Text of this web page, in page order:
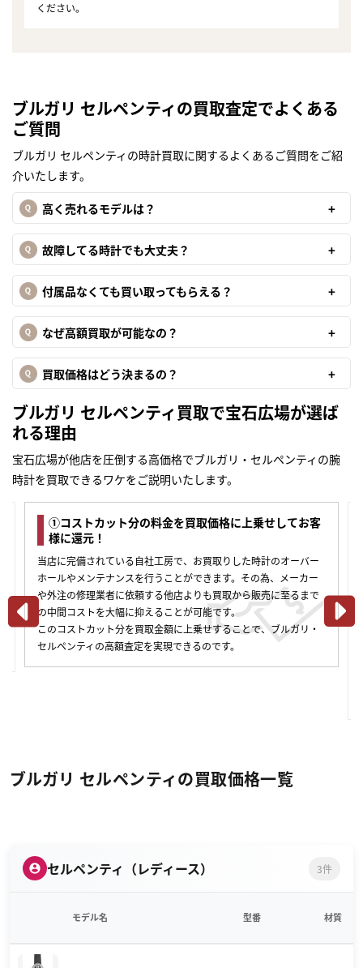
ください。
ブルガリ セルペンティの買取査定でよくある
ご質問
ブルガリ セルペンティの時計買取に関するよくあるご質問をご紹
介いたします。
高く売れるモデルは？
故障してる時計でも大丈夫？
付属品なくても買い取ってもらえる？
なぜ高額買取が可能なの？
買取価格はどう決まるの？
ブルガリ セルペンティ買取で宝石広場が選ば
れる理由
宝石広場が他店を圧倒する高価格でブルガリ・セルペンティの腕
時計を買取できるワケをご説明いたします。
①コストカット分の料金を買取価格に上乗せしてお客
様に還元！
当店に完備されている自社工房で、お買取りした時計のオーバー
ホールやメンテナンスを行うことができます。その為、メーカー
や外注の修理業者に依頼する他店よりも買取から販売に至るまで
の中間コストを大幅に抑えることが可能です。
このコストカット分を買取金額に上乗せすることで、ブルガリ・
セルペンティの高額査定を実現できるのです。
ブルガリ セルペンティの買取価格一覧
セルペンティ（レディース） 3件
モデル名 型番 材質